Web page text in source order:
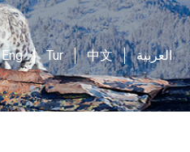
Eng Tur 中文 العربية